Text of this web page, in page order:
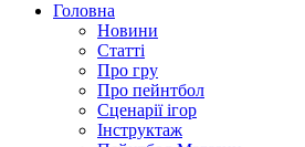
Головна
Новини
Статті
Про гру
Про пейнтбол
Сценарії ігор
Інструктаж